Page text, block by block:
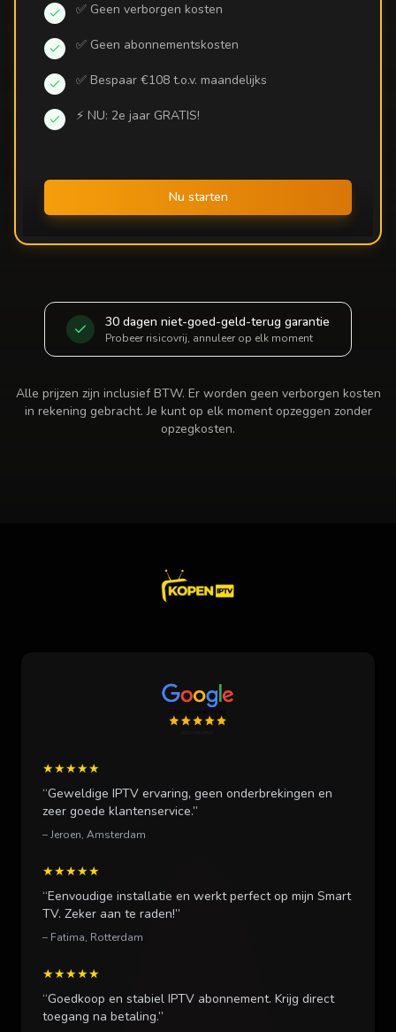
✅ Geen verborgen kosten
✅ Geen abonnementskosten
✅ Bespaar €108 t.o.v. maandelijks
⚡ NU: 2e jaar GRATIS!
Nu starten
30 dagen niet-goed-geld-terug garantie
Probeer risicovrij, annuleer op elk moment
Alle prijzen zijn inclusief BTW. Er worden geen verborgen kosten
in rekening gebracht. Je kunt op elk moment opzeggen zonder
opzegkosten.
★★★★★
“Geweldige IPTV ervaring, geen onderbrekingen en
zeer goede klantenservice.”
– Jeroen, Amsterdam
★★★★★
“Eenvoudige installatie en werkt perfect op mijn Smart
TV. Zeker aan te raden!”
– Fatima, Rotterdam
★★★★★
“Goedkoop en stabiel IPTV abonnement. Krijg direct
toegang na betaling.”